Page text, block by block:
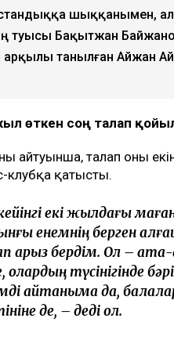
шыққанымен,
туысы Бақытжан
арқылы танылған Айжан
өткен соң талап
айтуынша, талап оның
клубқа қатысты.
екі жылдағы
енемнің берген
арыз бердім. Ол – ата-
түсінігінде
айтқаныма да,
де, – деді ол.